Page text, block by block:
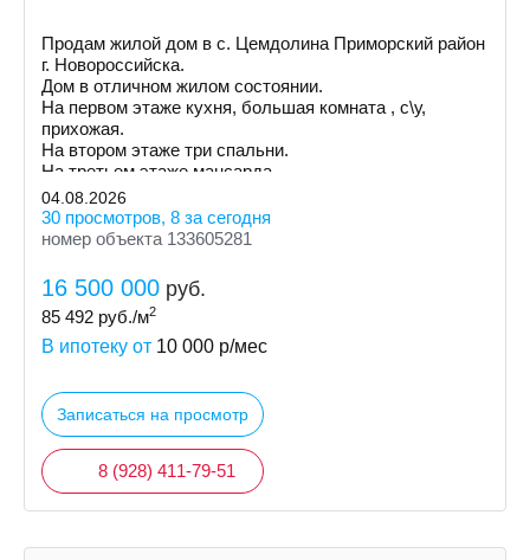
Продам жилой дом в с. Цемдолина Приморский район
г. Новороссийска.
Дом в отличном жилом состоянии.
На первом этаже кухня, большая комната , с\у,
прихожая.
На втором этаже три спальни.
На третьем этаже мансарда.
04.08.2026
30 просмотров, 8 за сегодня
номер объекта 133605281
16 500 000 руб.
85 492 руб./м2
В ипотеку от 10 000 р/мес
Записаться на просмотр
8 (928) 411-79-51